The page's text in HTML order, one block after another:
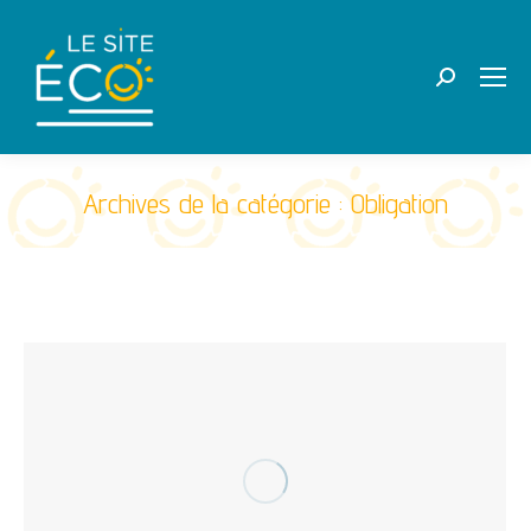
Recherche
Archives de la catégorie :Obligation